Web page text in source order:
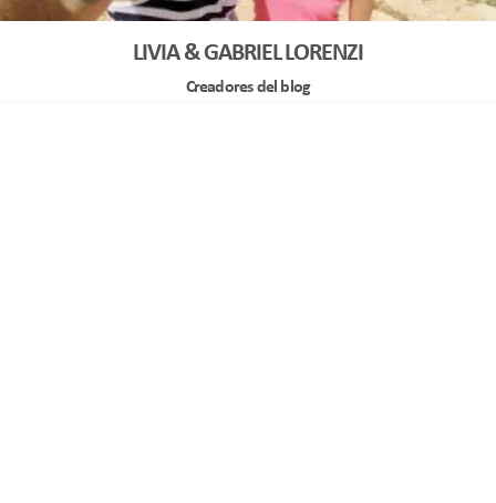
LIVIA & GABRIEL LORENZI
Creadores del blog